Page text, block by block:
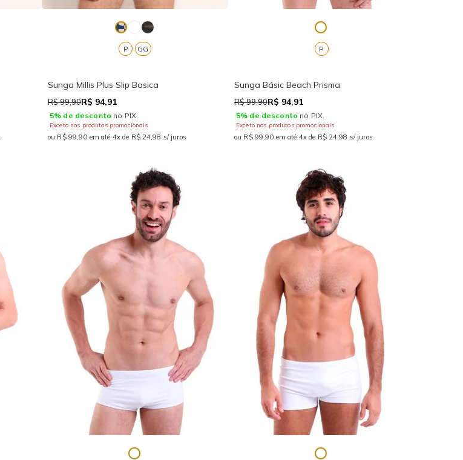
GG
P
Sunga Millis Plus Slip Basica
R$ 99,90R$ 94,91
5% de desconto no PIX.
Exceto nos produtos promocionais
ou R$ 99,90 em até 4x de R$ 24,98 s/ juros
P
Sunga Básic Beach Prisma
R$ 99,90R$ 94,91
5% de desconto no PIX.
Exceto nos produtos promocionais
ou R$ 99,90 em até 4x de R$ 24,98 s/ juros